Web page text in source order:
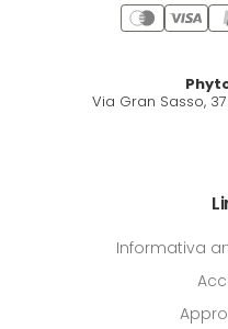
Via Gran Sasso,
Informativa